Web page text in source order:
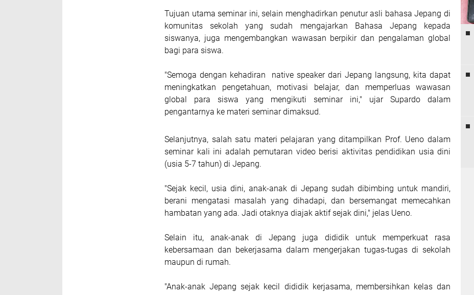
Tujuan utama seminar ini, selain menghadirkan penutur asli bahasa Jepang di
komunitas sekolah yang sudah mengajarkan Bahasa Jepang kepada
siswanya, juga mengembangkan wawasan berpikir dan pengalaman global
bagi para siswa.
"Semoga dengan kehadiran native speaker dari Jepang langsung, kita dapat
meningkatkan pengetahuan, motivasi belajar, dan memperluas wawasan
global para siswa yang mengikuti seminar ini," ujar Supardo dalam
pengantarnya ke materi seminar dimaksud.
Selanjutnya, salah satu materi pelajaran yang ditampilkan Prof. Ueno dalam
seminar kali ini adalah pemutaran video berisi aktivitas pendidikan usia dini
(usia 5-7 tahun) di Jepang.
"Sejak kecil, usia dini, anak-anak di Jepang sudah dibimbing untuk mandiri,
berani mengatasi masalah yang dihadapi, dan bersemangat memecahkan
hambatan yang ada. Jadi otaknya diajak aktif sejak dini," jelas Ueno.
Selain itu, anak-anak di Jepang juga dididik untuk memperkuat rasa
kebersamaan dan bekerjasama dalam mengerjakan tugas-tugas di sekolah
maupun di rumah.
"Anak-anak Jepang sejak kecil dididik kerjasama, membersihkan kelas dan